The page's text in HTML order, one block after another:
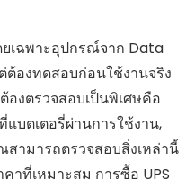
เฉพาะอุปกรณ์จาก Data
องทดสอบก่อนใช้งานจริง
งตรวจสอบเป็นพิเศษคือ
บตเตอรี่ผ่านการใช้งาน,
ามารถตรวจสอบสิ่งเหล่านี้
าที่เหมาะสม การซื้อ UPS